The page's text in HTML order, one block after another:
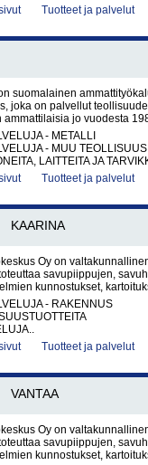
Tuotteet ja palvelut
suomalainen
joka on palvellut
jo vuodesta
- METALLI
- MUU TEOLLISUUS
LAITTEITA JA
Tuotteet ja palvelut
KAARINA
Oy on
savupiippujen,
kunnostukset,
- RAKENNUS
Tuotteet ja palvelut
VANTAA
Oy on
savupiippujen,
kunnostukset,